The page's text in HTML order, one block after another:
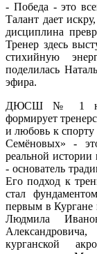
- Победа - это
Талант дает
дисциплина
Тренер здесь
стихийную
поделилась
эфира.
ДЮСШ № 1 не
формирует
и любовь к спорту
Семёновых» -
реальной
- основатель
Его подход к
стал
первым в
Людмила
курганской